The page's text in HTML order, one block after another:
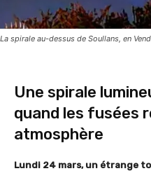
La spirale au-dessus de Soullans, en
Une spirale
quand les fusées
atmosphère
Lundi 24 mars, un étrange